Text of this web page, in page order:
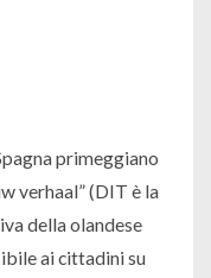
primeggiano
verhaal” (DIT è la
della olandese
ai cittadini su